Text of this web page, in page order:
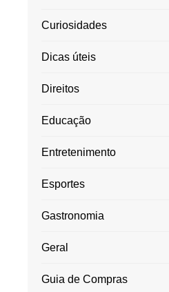
Curiosidades
Dicas úteis
Direitos
Educação
Entretenimento
Esportes
Gastronomia
Geral
Guia de Compras